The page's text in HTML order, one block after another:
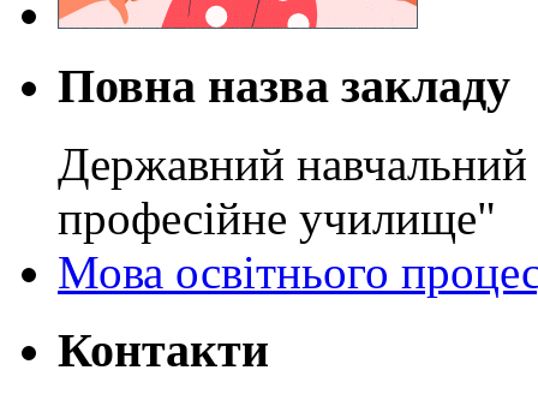
Повна назва закладу
Державний навчальний
професійне училище"
Мова освітнього
Контакти